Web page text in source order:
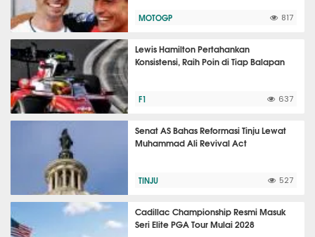
MOTOGP 817
Lewis Hamilton Pertahankan
Konsistensi, Raih Poin di Tiap Balapan
F1 637
Senat AS Bahas Reformasi Tinju Lewat
Muhammad Ali Revival Act
TINJU 527
Cadillac Championship Resmi Masuk
Seri Elite PGA Tour Mulai 2028